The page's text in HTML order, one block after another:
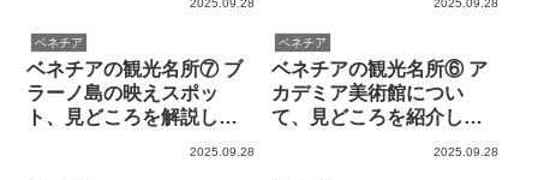
2025.09.28 2025.09.28
ベネチア
ベネチアの観光名所⑦ ブ
ラーノ島の映えスポッ
ト、見どころを解説しま
2025.09.28
ベネチア
ベネチアの観光名所⑥ ア
カデミア美術館につい
て、見どころを紹介しま
2025.09.28